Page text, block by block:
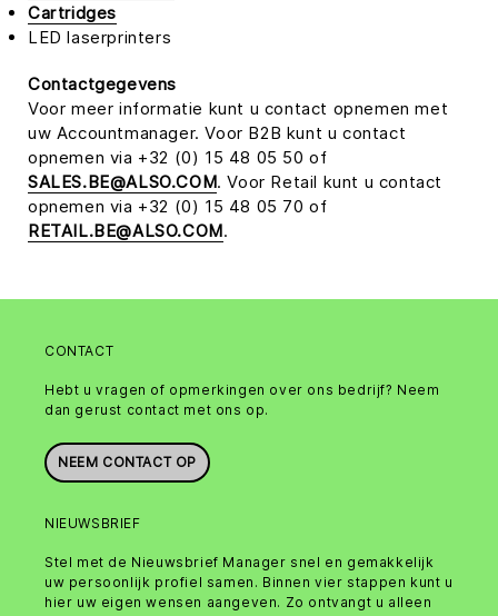
Cartridges
LED laserprinters
Contactgegevens
Voor meer informatie kunt u contact opnemen met
uw Accountmanager. Voor B2B kunt u contact
opnemen via +32 (0) 15 48 05 50 of
SALES.BE@ALSO.COM. Voor Retail kunt u contact
opnemen via +32 (0) 15 48 05 70 of
RETAIL.BE@ALSO.COM.
CONTACT
Hebt u vragen of opmerkingen over ons bedrijf? Neem
dan gerust contact met ons op.
NEEM CONTACT OP
NIEUWSBRIEF
Stel met de Nieuwsbrief Manager snel en gemakkelijk
uw persoonlijk profiel samen. Binnen vier stappen kunt u
hier uw eigen wensen aangeven. Zo ontvangt u alleen